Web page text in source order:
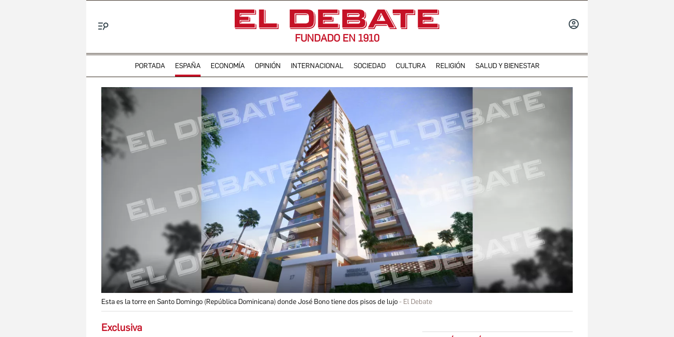
FUNDADO EN 1910
PORTADA ESPAÑA ECONOMÍA OPINIÓN INTERNACIONAL SOCIEDAD CULTURA RELIGIÓN SALUD Y BIENESTAR
Esta es la torre en Santo Domingo (República Dominicana) donde José Bono tiene dos pisos de lujo El Debate
Exclusiva